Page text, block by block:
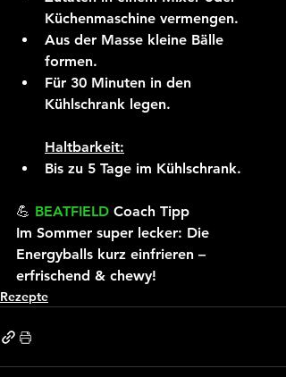
Küchenmaschine vermengen.
Aus der Masse kleine Bälle
formen.
Für 30 Minuten in den
Kühlschrank legen.
Haltbarkeit:
Bis zu 5 Tage im Kühlschrank.
💪 BEATFIELD Coach Tipp
Im Sommer super lecker: Die
Energyballs kurz einfrieren –
erfrischend & chewy!
Rezepte